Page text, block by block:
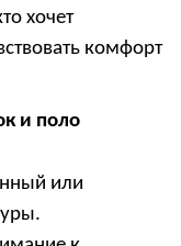
хочет
комфорт
и поло
или